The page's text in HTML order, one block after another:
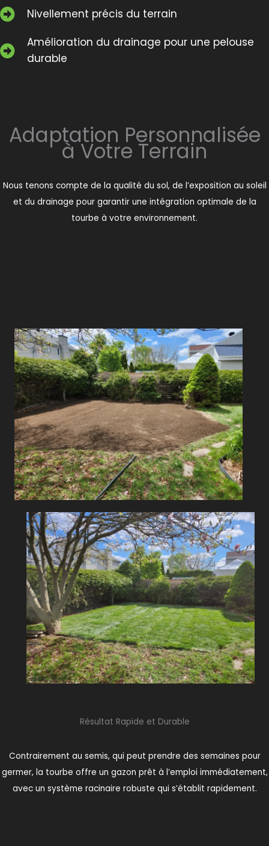
Nivellement précis du terrain
Amélioration du drainage pour une pelouse
durable
Adaptation Personnalisée
à Votre Terrain
Nous tenons compte de la qualité du sol, de l’exposition au soleil
et du drainage pour garantir une intégration optimale de la
tourbe à votre environnement.
Résultat Rapide et Durable
Contrairement au semis, qui peut prendre des semaines pour
germer, la tourbe offre un gazon prêt à l’emploi immédiatement,
avec un système racinaire robuste qui s’établit rapidement.